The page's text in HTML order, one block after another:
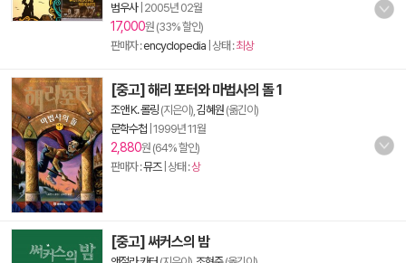
범우사| 2005년 02월
17,000원 (33% 할인)
판매자 :encyclopedia | 상태 :최상
[중고] 해리 포터와 마법사의 돌 1
조앤 K. 롤링 (지은이), 김혜원 (옮긴이)
문학수첩 1999년 11월
2,880원 (64% 할인)
판매자 :뮤즈| 상태 :상
[중고] 써커스의 밤